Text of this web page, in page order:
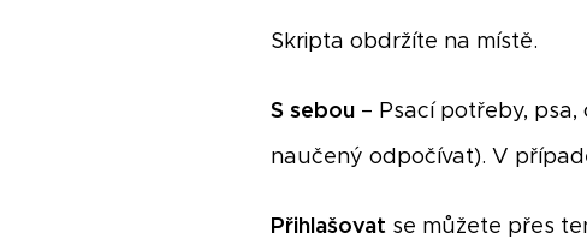
Skripta obdržíte na místě.
S sebou– Psací potřeby, psa,
naučený odpočívat). V
Přihlašovatse můžete přes